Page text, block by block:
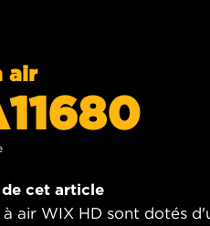
air
cet article
air WIX HD sont dotés